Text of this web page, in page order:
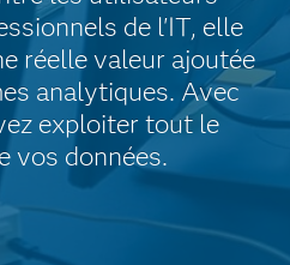
de l'IT, elle
réelle valeur ajoutée
analytiques. Avec
exploiter tout le
vos données.